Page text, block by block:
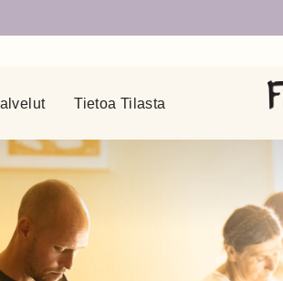
Tietoa Tilasta